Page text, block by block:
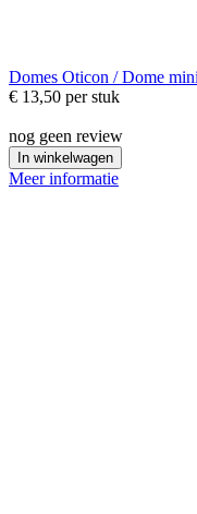
Domes Oticon / Dome
€ 13,50 per stuk
nog geen review
In winkelwagen
Meer informatie